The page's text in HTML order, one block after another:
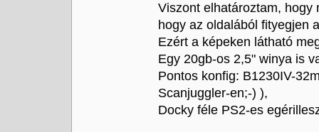
Viszont elhatároztam, hogy
hogy az oldalából fityegjen
Ezért a képeken látható
Egy 20gb-os 2,5" winya is
Pontos konfig: B1230IV-
Scanjuggler-en;-) ),
Docky féle PS2-es